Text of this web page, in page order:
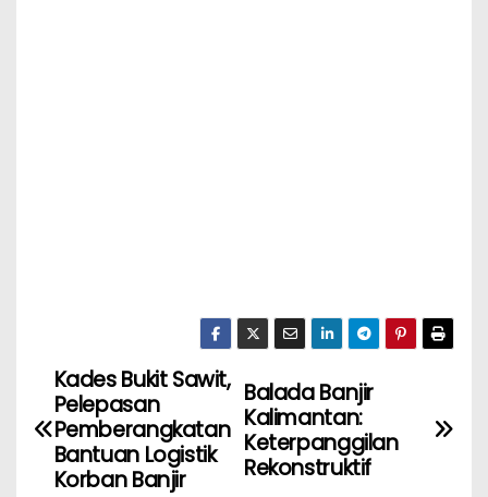
Balada Banjir
Kalimantan:
Keterpanggilan
Rekonstruktif
Kades Bukit Sawit,
Pelepasan
Pemberangkatan
Bantuan Logistik
Korban Banjir